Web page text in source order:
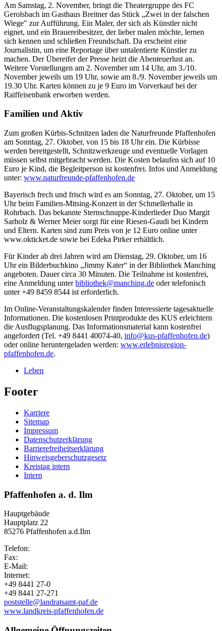
Am Samstag, 2. November, bringt die Theatergruppe des FC
Gerolsbach im Gasthaus Breitner das Stück „Zwei in der falschen
Wiege" zur Aufführung. Ein Maler, der sich als Künstler nicht
eignet, und ein Brauereibesitzer, der lieber malen möchte, lernen
sich kennen und schließen Freundschaft. Da erscheint eine
Journalistin, um eine Reportage über untalentierte Künstler zu
machen. Der Übereifer der Presse heizt die Abenteuerlust an.
Weitere Vorstellungen am 2. November um 14 Uhr, am 3./10.
November jeweils um 19 Uhr, sowie am 8./9. November jeweils um
19.30 Uhr. Karten können zu je 9 Euro im Vorverkauf bei der
Raiffeisenbank erworben werden.
Familien und Aktiv
Zum großen Kürbis-Schnitzen laden die Naturfreunde Pfaffenhofen
am Sonntag, 27. Oktober, von 15 bis 18 Uhr ein. Die Kürbisse
werden bereitgestellt, Schnitzwerkzeuge und eventuelle Vorlagen
müssen selbst mitgebracht werden. Die Kosten belaufen sich auf 10
Euro je Kind, die Begleitperson ist kostenfrei. Infos und Anmeldung
unter: www.naturfreunde-pfaffenhofen.de
Bayerisch frech und frisch wird es am Sonntag, 27. Oktober, um 15
Uhr beim Familien-Mitsing-Konzert in der Schmellerhalle in
Rohrbach. Das bekannte Sternschnuppe-Kinderlieder Duo Margit
Sarholz & Werner Meier sorgt für eine Riesen-Gaudi bei Kindern
und Eltern. Karten sind zum Preis von je 12 Euro online unter
www.okticket.de sowie bei Edeka Pirker erhältlich.
Für Kinder ab drei Jahren wird am Dienstag, 29. Oktober, um 16
Uhr ein Bilderbuchkino „Jimmy Kater“ in der Bibliothek Manching
angeboten. Dauer circa 30 Minuten. Die Teilnahme ist kostenfrei,
eine Anmeldung unterbibliothek@manching.de oder telefonisch
unter +49 8459 8544 ist erforderlich.
Im Online-Veranstaltungskalender finden Interessierte tagesaktuelle
Informationen. Die kostenlosen Printprodukte des KUS erleichtern
die Ausflugsplanung. Das Informationsmaterial kann kostenfrei
angefordert (Tel. +49 8441 40074-40, info@kus-pfaffenhofen.de)
oder online heruntergeladen werden: www.erlebnisregion-
pfaffenhofen.de.
Leben
Footer
Karriere
Sitemap
Impressum
Datenschutzerklärung
Barrierefreiheitserklärung
Hinweisgeberschutzgesetz
Kreistag intern
Intern
Pfaffenhofen a. d. Ilm
Hauptgebäude
Hauptplatz 22
85276 Pfaffenhofen a.d.Ilm
Telefon:
Fax:
E-Mail:
Internet:
+49 8441 27-0
+49 8441 27-271
poststelle@landratsamt-paf.de
www.landkreis-pfaffenhofen.de